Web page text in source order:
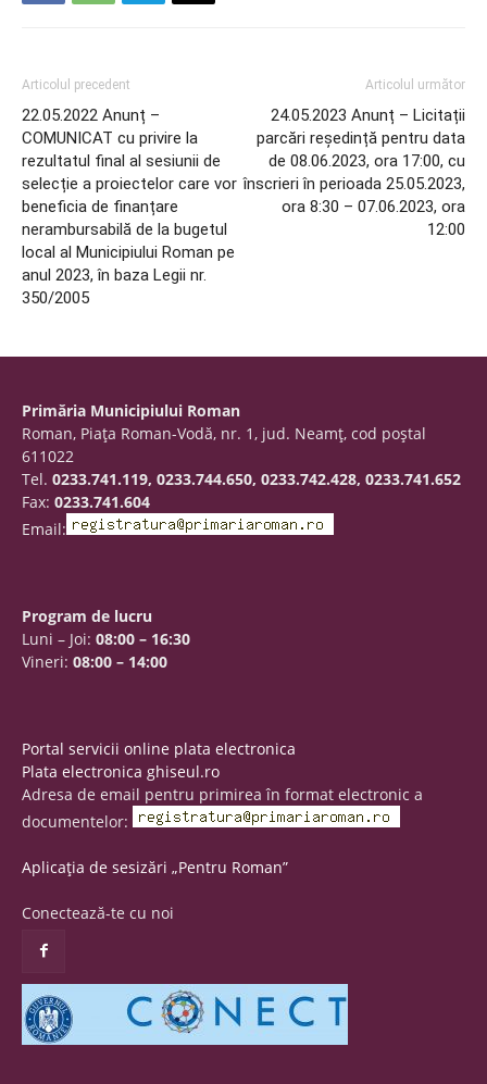
Articolul precedent
22.05.2022 Anunț –
COMUNICAT cu privire la
rezultatul final al sesiunii de
selecție a proiectelor care vor
beneficia de finanțare
nerambursabilă de la bugetul
local al Municipiului Roman pe
anul 2023, în baza Legii nr.
350/2005
Articolul următor
24.05.2023 Anunț – Licitații
parcări reședință pentru data
de 08.06.2023, ora 17:00, cu
înscrieri în perioada 25.05.2023,
ora 8:30 – 07.06.2023, ora
12:00
Primăria Municipiului Roman
Roman, Piaţa Roman-Vodă, nr. 1, jud. Neamţ, cod poştal
611022
Tel. 0233.741.119, 0233.744.650, 0233.742.428, 0233.741.652
Fax: 0233.741.604
Email:
Program de lucru
Luni – Joi: 08:00 – 16:30
Vineri: 08:00 – 14:00
Portal servicii online plata electronica
Plata electronica ghiseul.ro
Adresa de email pentru primirea în format electronic a
documentelor:
Aplicația de sesizări „Pentru Roman”
Conectează-te cu noi